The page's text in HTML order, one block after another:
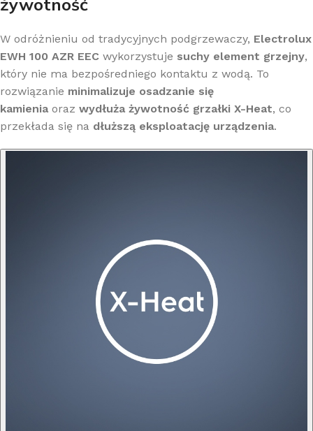
W odróżnieniu od tradycyjnych podgrzewaczy, Electrolux
EWH 100 AZR EEC wykorzystuje suchy element grzejny,
który nie ma bezpośredniego kontaktu z wodą. To
rozwiązanie minimalizuje osadzanie się
kamienia oraz wydłuża żywotność grzałki X-Heat, co
przekłada się na dłuższą eksploatację urządzenia.